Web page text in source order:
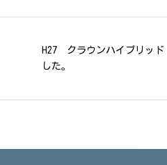
H27 クラウンハイブリッ
した。